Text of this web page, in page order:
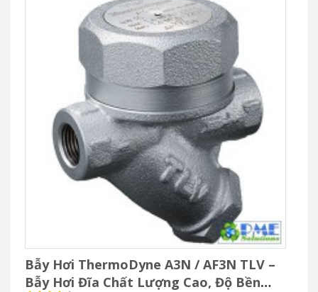
Bẫy Hơi ThermoDyne A3N / AF3N TLV –
Bẫy Hơi Đĩa Chất Lượng Cao, Độ Bền